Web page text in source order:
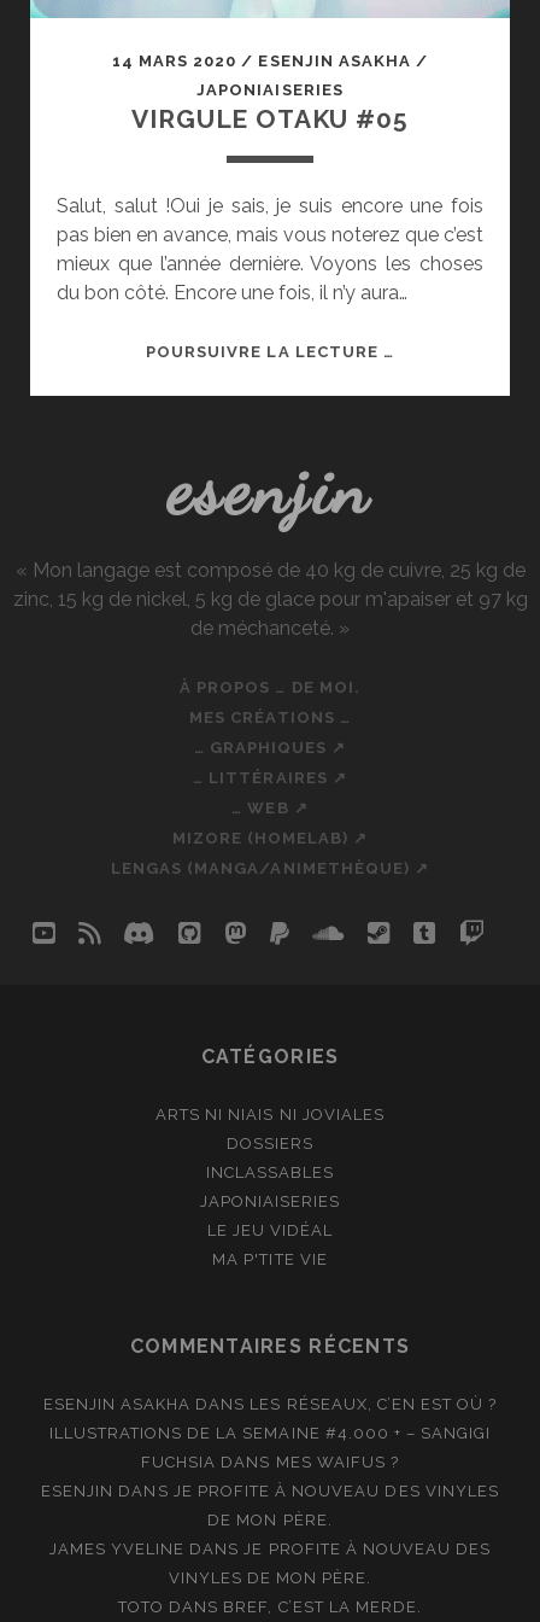
14 MARS 2020 / ESENJIN ASAKHA /
JAPONIAISERIES
VIRGULE OTAKU #05
Salut, salut !Oui je sais, je suis encore une fois
pas bien en avance, mais vous noterez que c’est
mieux que l’année dernière. Voyons les choses
du bon côté. Encore une fois, il n’y aura…
POURSUIVRE LA LECTURE …
esenjin
« Mon langage est composé de 40 kg de cuivre, 25 kg de
zinc, 15 kg de nickel, 5 kg de glace pour m'apaiser et 97 kg
de méchanceté. »
À PROPOS … DE MOI.
MES CRÉATIONS …
… GRAPHIQUES ↗
… LITTÉRAIRES ↗
… WEB ↗
MIZORE (HOMELAB) ↗
LENGAS (MANGA/ANIMETHÈQUE) ↗
youtube
rss discord
githubmastodon
paypalsoundcloud
steamtumblr
CATÉGORIES
ARTS NI NIAIS NI JOVIALES
DOSSIERS
INCLASSABLES
JAPONIAISERIES
LE JEU VIDÉAL
MA P'TITE VIE
COMMENTAIRES RÉCENTS
ESENJIN ASAKHA DANS LES RÉSEAUX, C’EN EST OÙ ?
ILLUSTRATIONS DE LA SEMAINE #4.000 + – SANGIGI
FUCHSIA DANS MES WAIFUS ?
ESENJIN DANS JE PROFITE À NOUVEAU DES VINYLES
DE MON PÈRE.
JAMES YVELINE DANSJE PROFITE À NOUVEAU DES
VINYLES DE MON PÈRE.
TOTO DANS BREF, C’EST LA MERDE.